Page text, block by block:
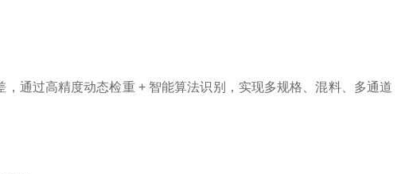
通过高精度动态检重 + 智能算法识别，实现多规格、混料、多通道